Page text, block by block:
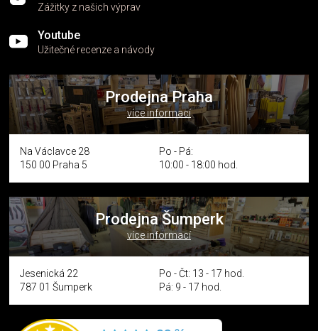
Zážitky z našich výprav
Youtube
Užitečné recenze a návody
Prodejna Praha
více informací
Na Václavce 28
150 00 Praha 5
Po - Pá:
10:00 - 18:00 hod.
Prodejna Šumperk
více informací
Jesenická 22
787 01 Šumperk
Po - Čt: 13 - 17 hod.
Pá: 9 - 17 hod.